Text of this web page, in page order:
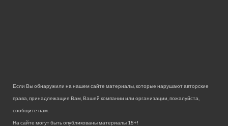
Если Вы обнаружили на нашем сайте материалы, которые нарушают авторские
права, принадлежащие Вам, Вашей компании или организации, пожалуйста,
сообщите нам.
На сайте могут быть опубликованы материалы 18+!